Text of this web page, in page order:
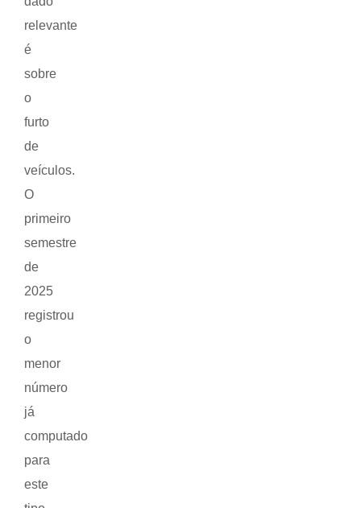
relevante
é
sobre
o
furto
de
veículos.
O
primeiro
semestre
de
2025
registrou
o
menor
número
já
computado
para
este